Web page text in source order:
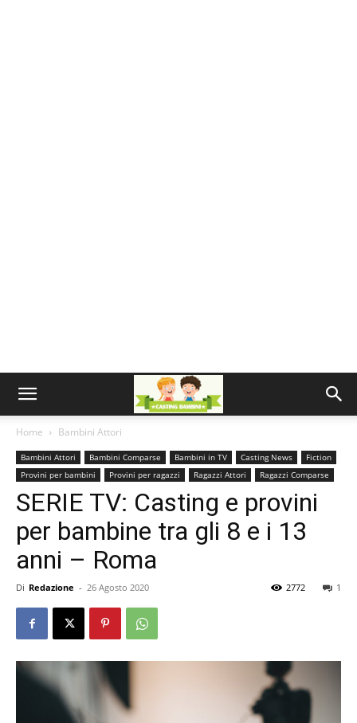
Home Bambini Attori
Bambini Attori Bambini Comparse Bambini in TV Casting News
Fiction
Provini per bambini
Provini per ragazzi Ragazzi Attori Ragazzi Comparse
SERIE TV: Casting e provini
per bambine tra gli 8 e i 13
anni – Roma
Di Redazione - 26 Agosto 2020 1
2772